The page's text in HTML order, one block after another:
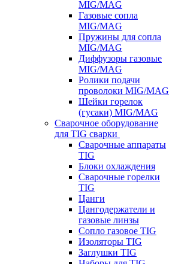
MIG/MAG
Газовые сопла
MIG/MAG
Пружины для сопла
MIG/MAG
Диффузоры газовые
MIG/MAG
Ролики подачи
проволоки MIG/MAG
Шейки горелок
(гусаки) MIG/MAG
Сварочное оборудование
для TIG сварки
Сварочные аппараты
TIG
Блоки охлаждения
Сварочные горелки
TIG
Цанги
Цангодержатели и
газовые линзы
Сопло газовое TIG
Изоляторы TIG
Заглушки TIG